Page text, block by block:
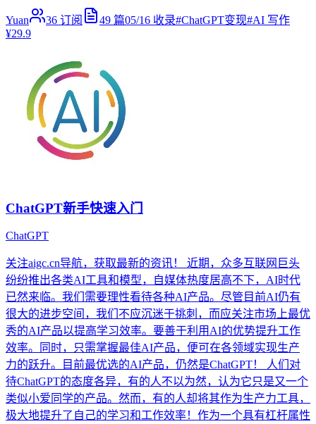
Yuan 36 订阅 49 篇05/16 收录#ChatGPT变现#AI 写作
¥29.9
ChatGPT新手快速入门
ChatGPT
关注aigc.cn导航，获取最新的资讯！ 近期，众多互联网巨头
纷纷推出各类AI工具和模型，自媒体热度居高不下，AI时代
已然来临。我们需要理性看待各种AI产品。尽管目前AI仍有
很大的进步空间，我们不应沉迷于挑刺，而应关注市场上最优
秀的AI产品以提高学习效率。要善于利用AI的优势提升工作
效率。同时，只需掌握最佳AI产品，便可在各领域实现生产
力的跃升。目前最优选的AI产品，仍然是ChatGPT！ 人们对
待ChatGPT的态度各异，有的人不以为然，认为它只是又一个
类似小爱同学的产品。然而，有的人却将其作为生产力工具，
极大地提升了自己的学习和工作效率！作为一个具有杠杆属性